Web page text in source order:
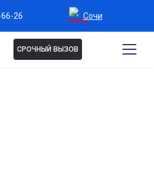
26 Сочи
СРОЧНЫЙ ВЫЗОВ